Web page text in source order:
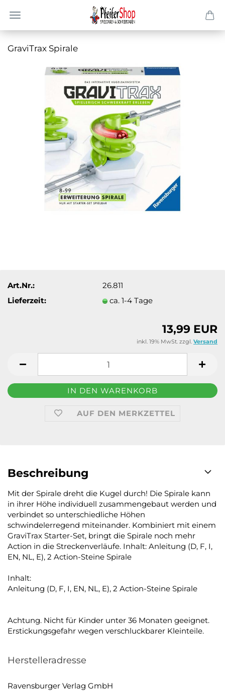
Gra­vi­Trax Spi­ra­le
Art.Nr.:
26.811
Lieferzeit:
ca. 1-4 Tage
13,99 EUR
inkl. 19% MwSt. zzgl. Versand
AUF DEN MERKZETTEL
Beschreibung
Mit der Spirale dreht die Kugel durch! Die Spirale kann
in ihrer Höhe individuell zusammengebaut werden und
verbindet so unterschiedliche Höhen
schwindelerregend miteinander. Kombiniert mit einem
GraviTrax Starter-Set, bringt die Spirale noch mehr
Action in die Streckenverläufe. Inhalt: Anleitung (D, F, I,
EN, NL, E), 2 Action-Steine Spirale
Inhalt:
Anleitung (D, F, I, EN, NL, E), 2 Action-Steine Spirale
Achtung. Nicht für Kinder unter 36 Monaten geeignet.
Erstickungsgefahr wegen verschluckbarer Kleinteile.
Herstelleradresse
Ravensburger Verlag GmbH